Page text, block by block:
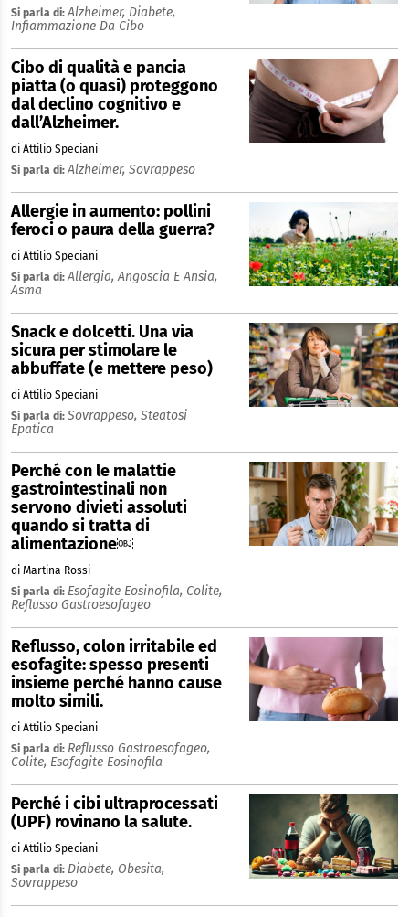
Si parla di:Alzheimer, Diabete,
Infiammazione Da Cibo
Cibo di qualità e pancia
piatta (o quasi) proteggono
dal declino cognitivo e
dall’Alzheimer.
di Attilio Speciani
Si parla di:Alzheimer, Sovrappeso
Allergie in aumento: pollini
feroci o paura della guerra?
di Attilio Speciani
Si parla di:Allergia,Angoscia E Ansia,
Asma
Snack e dolcetti. Una via
sicura per stimolare le
abbuffate (e mettere peso)
di Attilio Speciani
Si parla di: Sovrappeso, Steatosi
Epatica
Perché con le malattie
gastrointestinali non
servono divieti assoluti
quando si tratta di
alimentazione￼
di Martina Rossi
Si parla di: Esofagite Eosinofila, Colite,
Reflusso Gastroesofageo
Reflusso, colon irritabile ed
esofagite: spesso presenti
insieme perché hanno cause
molto simili.
di Attilio Speciani
Si parla di: Reflusso Gastroesofageo,
Colite, Esofagite Eosinofila
Perché i cibi ultraprocessati
(UPF) rovinano la salute.
di Attilio Speciani
Si parla di: Diabete, Obesita,
Sovrappeso